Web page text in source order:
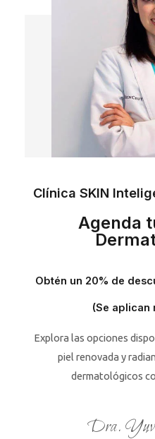
Clínica SKIN
Agenda
Obtén un 20% de
(Se aplican
Explora las opciones
piel renovada y
dermatológicos
Dra.